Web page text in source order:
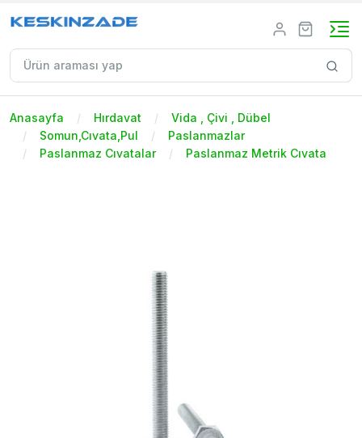
Anasayfa Hırdavat
Vida , Çivi , Dübel
Somun,Cıvata,Pul
Paslanmazlar
Paslanmaz Cıvatalar
Paslanmaz Metrik Cıvata